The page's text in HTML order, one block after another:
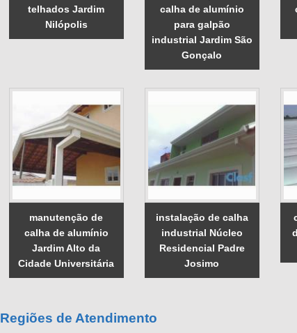
telhados Jardim
Nilópolis
calha de alumínio
para galpão
industrial Jardim São
Gonçalo
manutenção de
calha de alumínio
Jardim Alto da
Cidade Universitária
instalação de calha
industrial Núcleo
Residencial Padre
Josimo
Regiões de Atendimento